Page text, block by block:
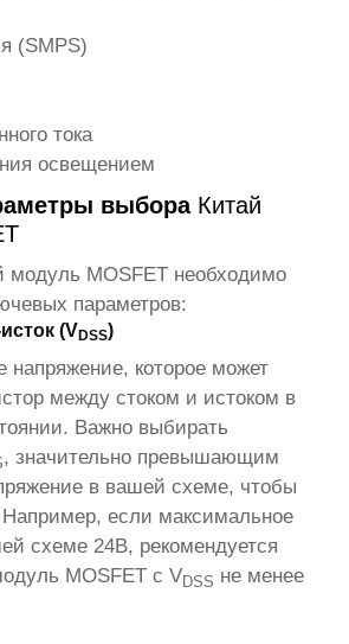
(SMPS)
тока
освещением
выбора Китай
модуль MOSFET необходимо
параметров:
(VDSS)
напряжение, которое может
между стоком и истоком в
Важно выбирать
, значительно превышающим
в вашей схеме, чтобы
если максимальное
схеме 24В, рекомендуется
MOSFET с VDSS не менее